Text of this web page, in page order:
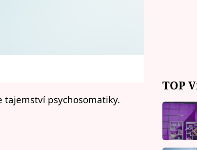
tajemství psychosomatiky.
TOP